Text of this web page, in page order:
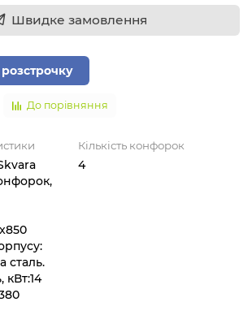
Швидке замовлення
До порівняння
сталь.
кВт:14
Кількість конфорок
4